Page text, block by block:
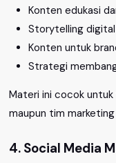
Konten edukasi
Storytelling digital
Konten untuk
Strategi
Materi ini cocok untuk
maupun tim
4. Social Media